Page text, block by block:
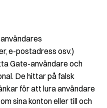
e-postadress osv.)
Gate-användare och
De hittar på falsk
för att lura användare
sina konton eller till och